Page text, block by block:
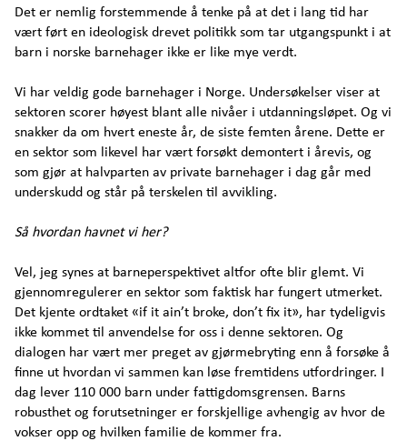
Det er nemlig forstemmende å tenke på at det i lang tid har
vært ført en ideologisk drevet politikk som tar utgangspunkt i at
barn i norske barnehager ikke er like mye verdt.
Vi har veldig gode barnehager i Norge. Undersøkelser viser at
sektoren scorer høyest blant alle nivåer i utdanningsløpet. Og vi
snakker da om hvert eneste år, de siste femten årene. Dette er
en sektor som likevel har vært forsøkt demontert i årevis, og
som gjør at halvparten av private barnehager i dag går med
underskudd og står på terskelen til avvikling.
Så hvordan havnet vi her?
Vel, jeg synes at barneperspektivet altfor ofte blir glemt. Vi
gjennomregulerer en sektor som faktisk har fungert utmerket.
Det kjente ordtaket «if it ain’t broke, don’t fix it», har tydeligvis
ikke kommet til anvendelse for oss i denne sektoren. Og
dialogen har vært mer preget av gjørmebryting enn å forsøke å
finne ut hvordan vi sammen kan løse fremtidens utfordringer. I
dag lever 110 000 barn under fattigdomsgrensen. Barns
robusthet og forutsetninger er forskjellige avhengig av hvor de
vokser opp og hvilken familie de kommer fra.